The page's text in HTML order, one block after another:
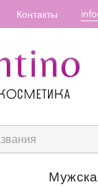
Контакты